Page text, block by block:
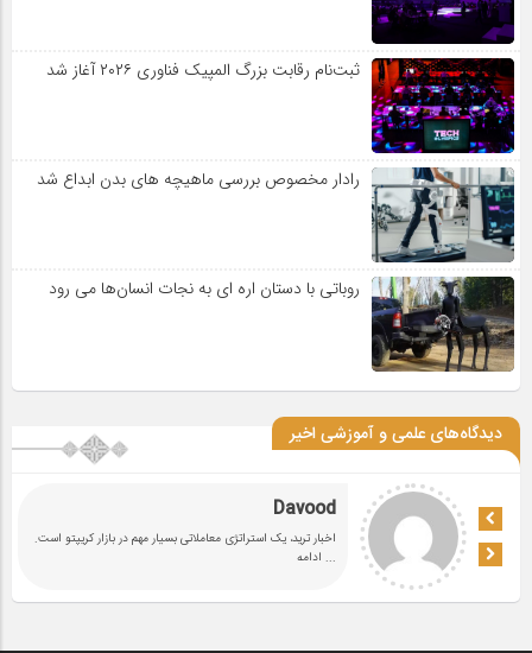
ثبت‌نام رقابت بزرگ المپیک فناوری ۲۰۲۶ آغاز شد
رادار مخصوص بررسی ماهیچه های بدن ابداع شد
روباتی با دستان اره ای به نجات انسان‌ها می رود
دیدگاه‌های علمی و آموزشی اخیر
Davood
اخبار ترید، یک استراتژی معاملاتی بسیار مهم در بازار کریپتو است.
... ادامه